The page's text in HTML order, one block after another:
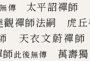
傳 太平詔禪師
觀禪師法嗣
虎丘
天衣文蔚禪
此後無傳
萬壽獨